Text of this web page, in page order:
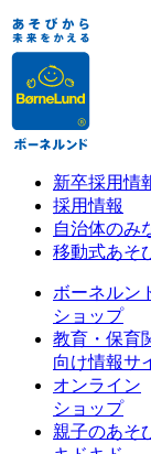
新卒採用情
採用情報
自治体のみ
移動式あそ
ボーネルン
ショップ
教育・保育
向け情報サ
オンライン
ショップ
親子のあそ